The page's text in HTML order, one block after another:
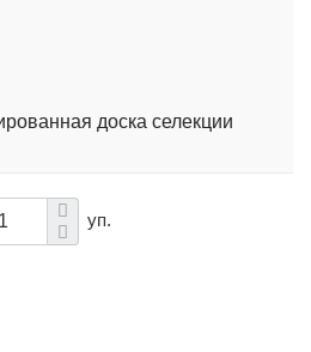
доска селекции
уп.